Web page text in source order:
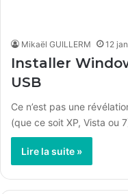
Mikaël GUILLERM 12
Installer
USB
Ce n’est pas une
(que ce soit XP, Vista ou
Lire la suite »